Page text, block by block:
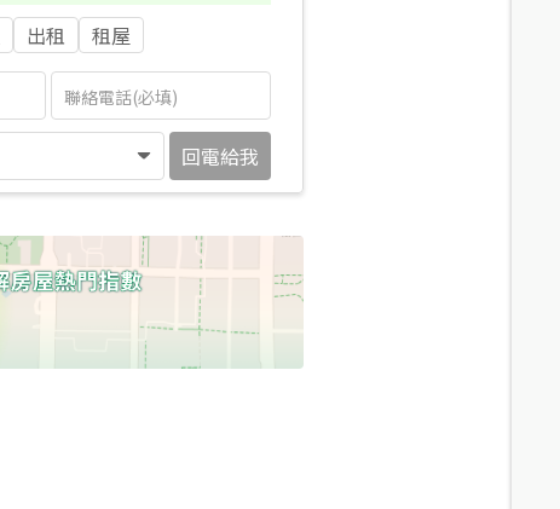
出租 租屋
回電給我